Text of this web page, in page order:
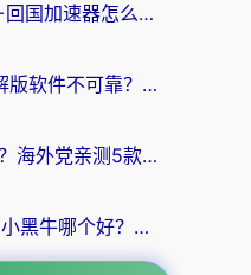
海外党必看：PC VPN+回国加速器怎么选？无缝访问国内资源全攻略
海外党别踩坑！iOS破解版软件不可靠？教你选对回国加速器无缝看国内资源
雷神手游和快喵好用吗？海外党亲测5款回国加速器，附斧牛Bling对比+微信视频号解决办法
海外党纠结ChickCN和小黑牛哪个好？一篇帮你选对回国加速器的实用指南